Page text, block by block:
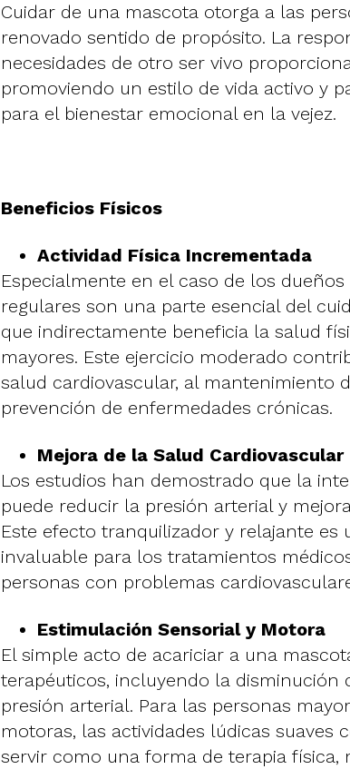
Cuidar de una mascota otorga a las
renovado sentido de propósito. La
necesidades de otro ser vivo
promoviendo un estilo de vida activo y
para el bienestar emocional en la vejez.
Beneficios Físicos
Actividad Física Incrementada
Especialmente en el caso de los
regulares son una parte esencial del
que indirectamente beneficia la salud
mayores. Este ejercicio moderado
salud cardiovascular, al mantenimiento
prevención de enfermedades crónicas.
Mejora de la Salud Cardiovascular
Los estudios han demostrado que la
puede reducir la presión arterial y
Este efecto tranquilizador y relajante es
invaluable para los tratamientos
personas con problemas
Estimulación Sensorial y Motora
El simple acto de acariciar a una
terapéuticos, incluyendo la disminución
presión arterial. Para las personas
motoras, las actividades lúdicas suaves
servir como una forma de terapia física,